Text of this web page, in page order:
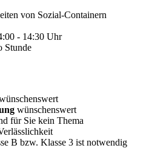
von Sozial-Containern
- 14:30 Uhr
Stunde
wünschenswert
für Sie kein Thema
B bzw. Klasse 3 ist notwendig